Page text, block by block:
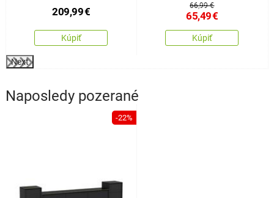
209,99€
Kúpiť
66,99 €
65,49€
Kúpiť
Next
Naposledy pozerané
-22%